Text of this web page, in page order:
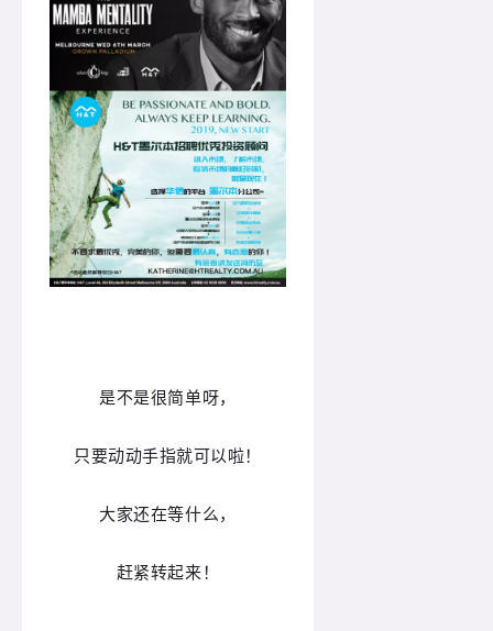
是不是很简单呀，
只要动动手指就可以啦！
大家还在等什么，
赶紧转起来！